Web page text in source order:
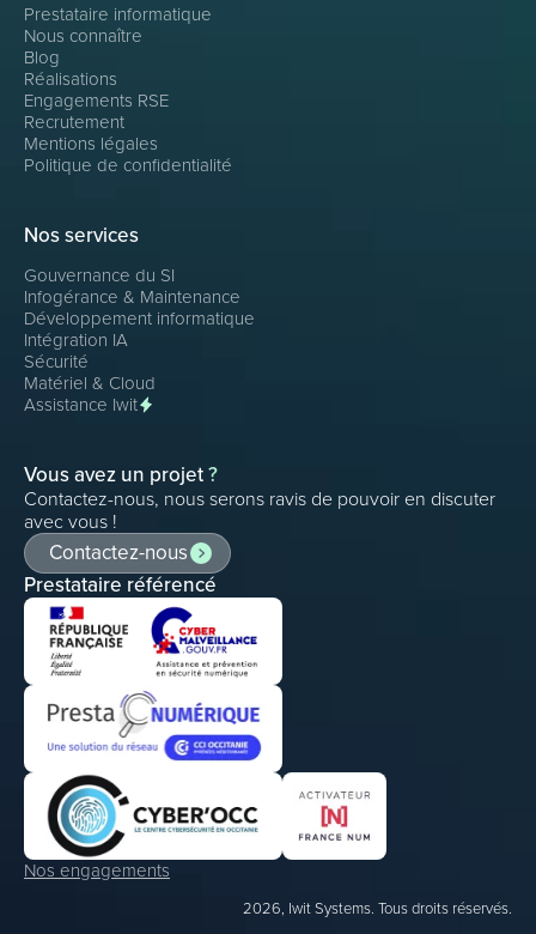
Prestataire informatique
Nous connaître
Blog
Réalisations
Engagements RSE
Recrutement
Mentions légales
Politique de confidentialité
Nos services
Gouvernance du SI
Infogérance & Maintenance
Développement informatique
Intégration IA
Sécurité
Matériel & Cloud
Assistance Iwit
Vous avez un projet?
Contactez-nous, nous serons ravis de pouvoir en discuter
avec vous !
Contactez-nous
Prestataire référencé
Nos engagements
2026, Iwit Systems. Tous droits réservés.